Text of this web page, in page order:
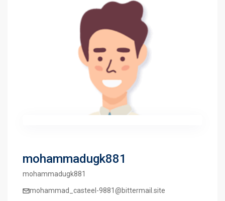
mohammadugk881
mohammadugk881
mohammad_casteel-9881@bittermail.site